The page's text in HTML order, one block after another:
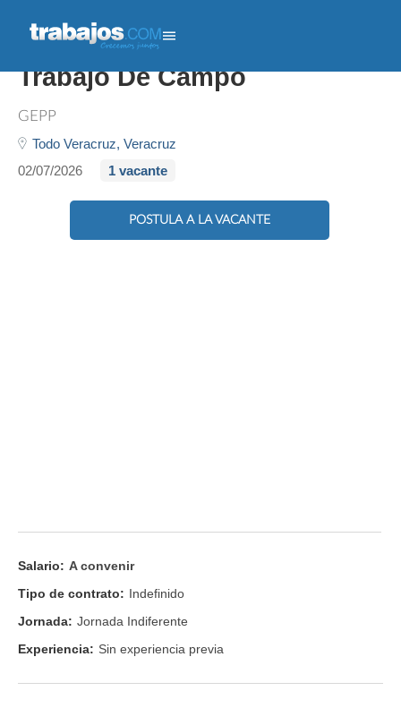
Supervisor De Cambaceo -
Trabajo De Campo
GEPP
Todo Veracruz, Veracruz
02/07/2026
1 vacante
POSTULA A LA VACANTE
Salario: A convenir
Tipo de contrato: Indefinido
Jornada: Jornada Indiferente
Experiencia: Sin experiencia previa